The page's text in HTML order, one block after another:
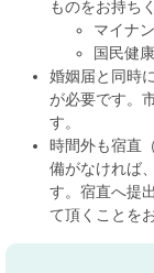
ものをお持ち
マイナ
国民健
婚姻届と同時
が必要です。
す。
時間外も宿直
備がなければ
す。宿直へ提
て頂くことを